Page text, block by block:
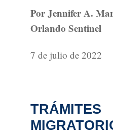
Por Jennifer A.
Orlando Sentinel
7 de julio de 2022
TRÁMITES